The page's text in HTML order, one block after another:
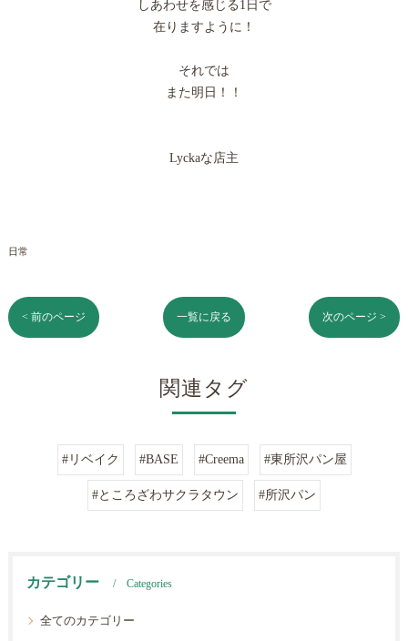
しあわせを感じる1日で
在りますように！
それでは
また明日！！
Lyckaな店主
日常
< 前のページ 一覧に戻る 次のページ >
関連タグ
#リベイク #BASE #Creema #東所沢パン屋
#ところざわサクラタウン #所沢パン
カテゴリー Categories
全てのカテゴリー